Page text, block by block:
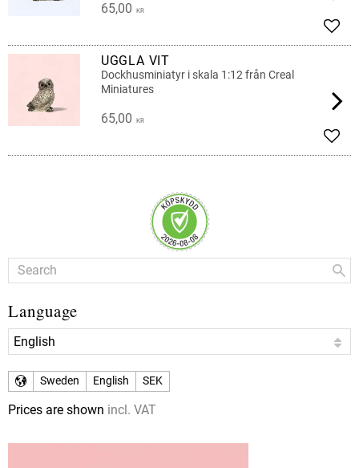
65,00 KR
Add
UGGLA VIT
Dockhusminiatyr i skala 1:12 från Creal
Miniatures
65,00 KR
Add
Language
Sweden English SEK
Prices are shown incl. VAT